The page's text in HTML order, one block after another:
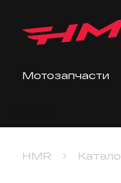
Мотозапчасти
HMR